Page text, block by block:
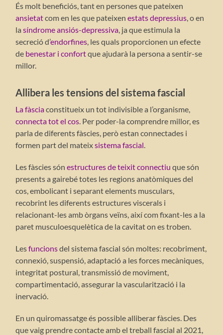
És molt beneficiós, tant en persones que pateixen
ansietatcom en les que pateixenestats depressius , o en
lasíndrome ansiós-depressiva , ja que estimula la
secreció d’endorfines , les quals proporcionen un efecte
de benestar i confortque ajudarà la persona a sentir-se
millor.
Allibera les tensions del sistema fascial
La fàsciaconstitueix un tot indivisible a l’organisme,
connecta tot el cos . Per poder-la comprendre millor, es
parla de diferents fàscies, però estan connectades i
formen part del mateixsistema fascial
Les fàscies sónestructures de teixit connectiu que són
presents a gairebé totes les regions anatòmiques del
cos, embolicant i separant elements musculars,
recobrint les diferents estructures viscerals i
relacionant-les amb òrgans veïns, així com fixant-les a la
paret musculoesquelètica de la cavitat on es troben.
Lesfuncionsdel sistema fascial són moltes: recobriment,
connexió, suspensió, adaptació a les forces mecàniques,
integritat postural, transmissió de moviment,
compartimentació, assegurar la vascularització i la
inervació.
En un quiromassatge és possible alliberar fàscies. Des
que vaig prendre contacte amb el treball fascial al 2021,